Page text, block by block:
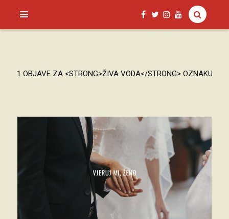
SAGUD.XYZ
1 OBJAVE ZA <STRONG>ŽIVA VODA</STRONG> OZNAKU